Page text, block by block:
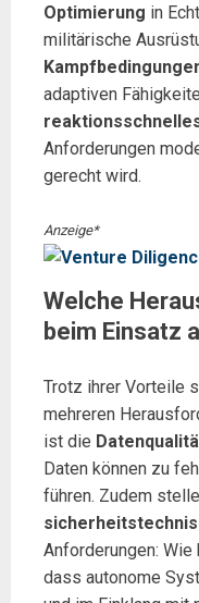
Optimierung in
militärische
adaptiven
Anforderungen
gerecht wird.
Anzeige*
Welche
beim Einsatz
Trotz ihrer Vorteile
mehreren
ist die
Daten können zu
führen. Zudem
Anforderungen:
dass autonome